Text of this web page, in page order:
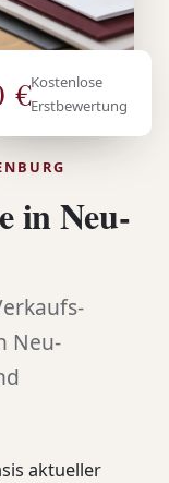
€Kostenlose
Erstbewertung
in Neu-
Neu-
aktueller